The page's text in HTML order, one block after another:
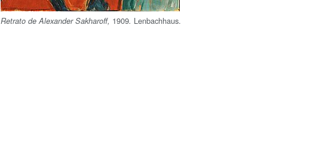
Retrato de Alexander Sakharoff, 1909. Lenbachhaus.